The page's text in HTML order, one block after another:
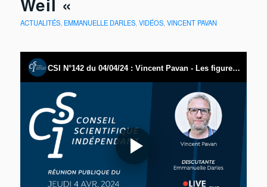
ACTUALITÉS, EMMANUELLE DARLES, VIDÉOS, VINCENT PAVAN